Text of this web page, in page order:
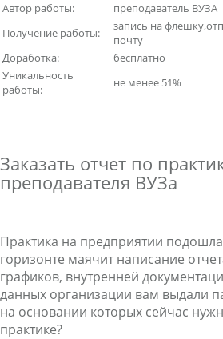
Автор работы:
преподаватель ВУЗА
Получение работы:
запись на
почту
Доработка:
бесплатно
Уникальность
работы:
не менее 51%
Заказать отчет по
преподавателя ВУЗа
Практика на предприятии
горизонте маячит написание
графиков, внутренней
данных организации вам выдали
на основании которых сейчас
практике?